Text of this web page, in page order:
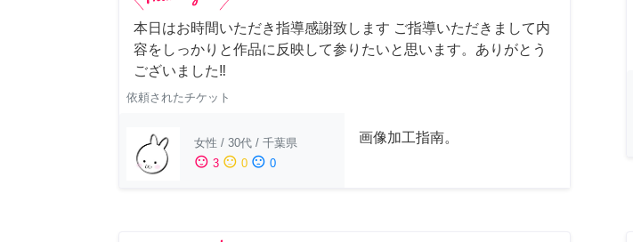
本日はお時間いただき指導感謝致します ご指導いただきまして内
容をしっかりと作品に反映して参りたいと思います。ありがとう
ございました‼️
依頼されたチケット
女性 / 30代 / 千葉県
sentiment_satisfied 3 sentiment_neutral 0 sentiment_dissatisfied 0
画像加工指南。